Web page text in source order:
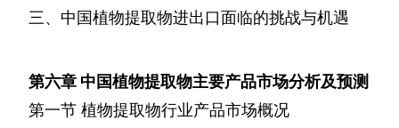
三、中国植物提取物进出口面临的挑战与机遇
第六章 中国植物提取物主要产品市场分析及预测
第一节 植物提取物行业产品市场概况